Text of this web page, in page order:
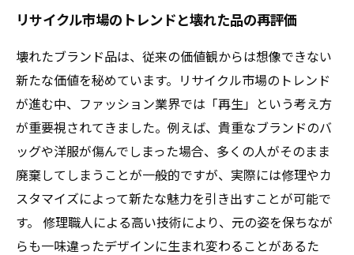
リサイクル市場のトレンドと壊れた品の再評価
壊れたブランド品は、従来の価値観からは想像できない
新たな価値を秘めています。リサイクル市場のトレンド
が進む中、ファッション業界では「再生」という考え方
が重要視されてきました。例えば、貴重なブランドのバ
ッグや洋服が傷んでしまった場合、多くの人がそのまま
廃棄してしまうことが一般的ですが、実際には修理やカ
スタマイズによって新たな魅力を引き出すことが可能で
す。 修理職人による高い技術により、元の姿を保ちなが
らも一味違ったデザインに生まれ変わることがあるた